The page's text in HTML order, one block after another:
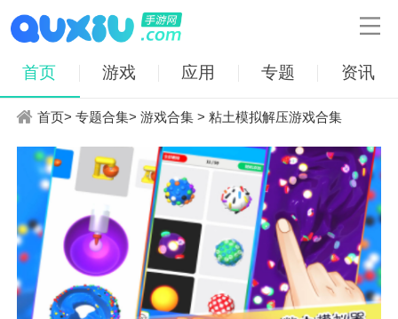

首页 游戏 应用 专题 资讯
首页>专题合集>游戏合集 > 粘土模拟解压游戏合集